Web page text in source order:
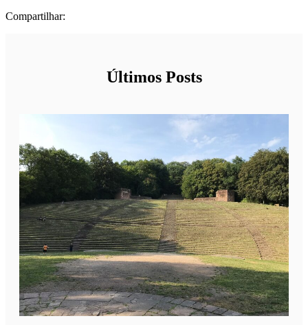
Compartilhar:
Últimos Posts